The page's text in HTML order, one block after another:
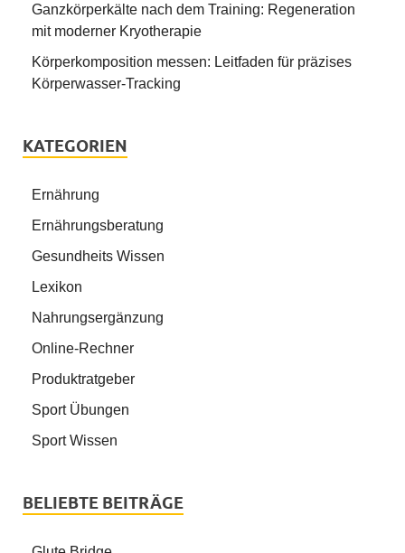
Ganzkörperkälte nach dem Training: Regeneration
mit moderner Kryotherapie
Körperkomposition messen: Leitfaden für präzises
Körperwasser-Tracking
KATEGORIEN
Ernährung
Ernährungsberatung
Gesundheits Wissen
Lexikon
Nahrungsergänzung
Online-Rechner
Produktratgeber
Sport Übungen
Sport Wissen
BELIEBTE BEITRÄGE